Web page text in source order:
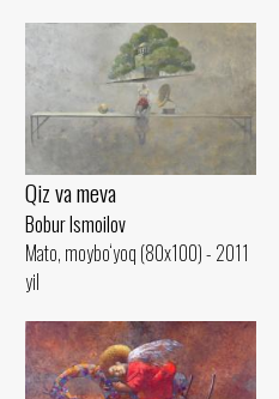
Qiz va meva
Bobur Ismoilov
Mato, moybo‘yoq (80x100) - 2011
yil